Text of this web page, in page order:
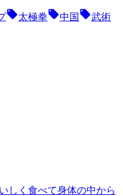
太極拳 中国 武術
しく食べて身体の中から